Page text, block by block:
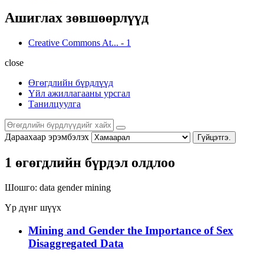
Ашиглах зөвшөөрлүүд
Creative Commons At... - 1
close
Өгөгдлийн бүрдлүүд
Үйл ажиллагааны урсгал
Танилцуулга
Дараахаар эрэмбэлэх Гүйцэтгэ.
1 өгөгдлийн бүрдэл олдлоо
Шошго: data gendermining
Үр дүнг шүүх
Mining and Gender the Importance of Sex
Disaggregated Data